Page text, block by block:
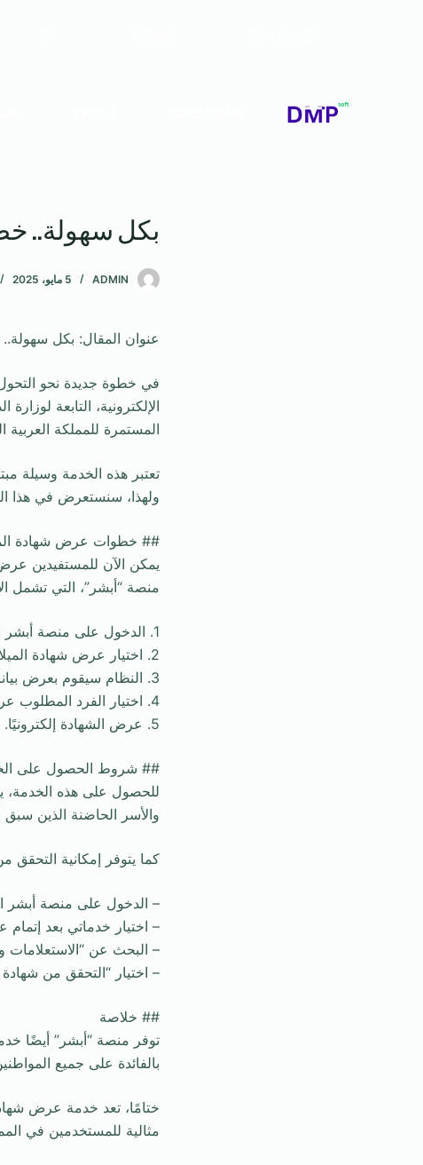
بكل سهولة..
ADMIN 5 مايو، 2025
عنوان المقال: بكل
في خطوة جديدة نحو
الإلكترونية، التابعة
المستمرة للمملكة
تعتبر هذه الخدمة وسيلة
ولهذا، سنستعرض في هذا
## خطوات عرض شهادة
يمكن الآن للمستفيدين
منصة “أبشر”، التي تشمل
1. الدخول على منصة أبشر > خدماتي > الأحوال المدنية > خدمات شهادة الميلاد.
2. اختيار عرض شهادة الميلاد.
3. النظام سيقوم بعرض بيانات الفرد وأفراد العائلة المسجلين.
4. اختيار الفرد المطلوب عرض شهادة الميلاد له.
5. عرض الشهادة إلكترونيًا.
## شروط الحصول على
للحصول على هذه الخدمة،
والأسر الحاضنة الذين
كما يتوفر إمكانية التحقق
– الدخول على منصة أبشر
– اختيار خدماتي بعد إتمام
– البحث عن “الاستعلامات
– اختيار “التحقق من شهادة
## خلاصة
توفر منصة “أبشر” أيضًا
بالفائدة على جميع
ختامًا، تعد خدمة عرض
مثالية للمستخدمين في